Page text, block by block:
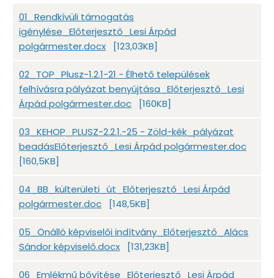
01_Rendkívüli támogatás
igénylése_Előterjesztő_Lesi Árpád
polgármester.docx
[123,03KB]
02_TOP_Plusz-1.2.1-21 - Élhető települések
felhívásra pályázat benyújtása_Előterjesztő_Lesi
Árpád polgármester.doc
[160KB]
03_KEHOP_PLUSZ-2.2.1.-25 - Zöld-kék_pályázat
beadásElőterjesztő_Lesi Árpád polgármester.doc
[160,5KB]
04_BB_külterületi_út_Előterjesztő_Lesi Árpád
polgármester.doc
[148,5KB]
05_Önálló képviselői indítvány_Előterjesztő_Alács
Sándor képviselő.docx
[131,23KB]
06_Emlékmű bővítése_Előterjesztő_Lesi Árpád